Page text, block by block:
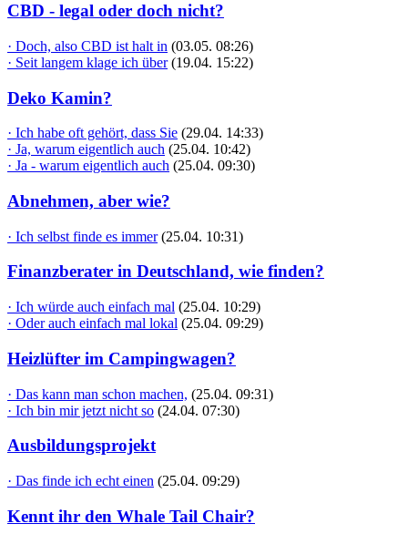
CBD - legal oder doch nicht?
· Doch, also CBD ist halt in (03.05. 08:26)
· Seit langem klage ich über (19.04. 15:22)
Deko Kamin?
· Ich habe oft gehört, dass Sie (29.04. 14:33)
· Ja, warum eigentlich auch (25.04. 10:42)
· Ja - warum eigentlich auch (25.04. 09:30)
Abnehmen, aber wie?
· Ich selbst finde es immer (25.04. 10:31)
Finanzberater in Deutschland, wie finden?
· Ich würde auch einfach mal (25.04. 10:29)
· Oder auch einfach mal lokal (25.04. 09:29)
Heizlüfter im Campingwagen?
· Das kann man schon machen, (25.04. 09:31)
· Ich bin mir jetzt nicht so (24.04. 07:30)
Ausbildungsprojekt
· Das finde ich echt einen (25.04. 09:29)
Kennt ihr den Whale Tail Chair?